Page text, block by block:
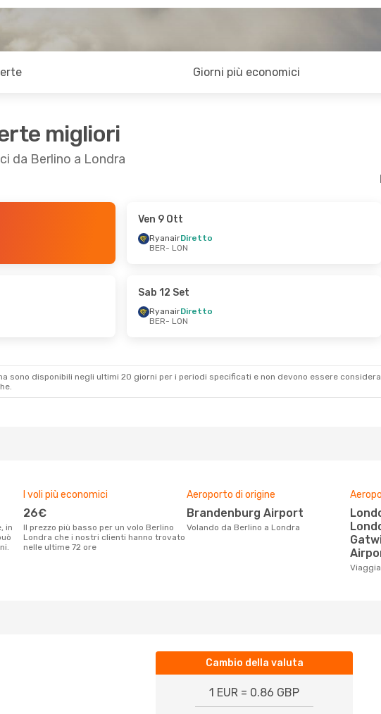
Giorni più economici
migliori
da Berlino a Londra
LON
- BER
LON
- BER
Ven 9 Ott
RyanairDiretto
BER- LON
Sab 12 Set
RyanairDiretto
BER- LON
sono disponibili negli ultimi 20 giorni per i periodi specificati e non devono essere
I voli più economici
26€
Il prezzo più basso per un volo Berlino
Londra che i nostri clienti hanno trovato
nelle ultime 72 ore
Aeroporto di origine
Brandenburg Airport
Volando da Berlino a Londra
London Stansted Airport,
Cambio della valuta
1 EUR = 0.86 GBP